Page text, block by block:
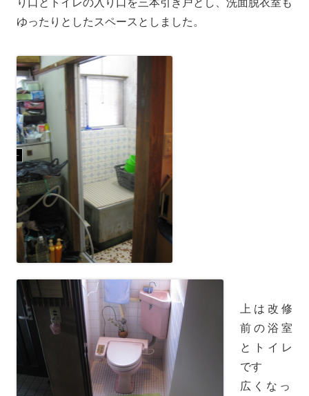
ゆったりとしたスペースとしました。
上は改修
前の浴室
とトイレ
です
広くなっ